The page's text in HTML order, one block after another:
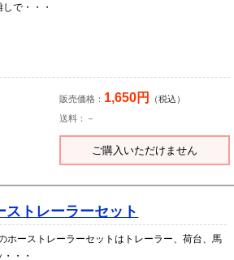
で・・・
販売価格： 1,650円
（税込）
送料：－
ご購入いただけません
ストレーラーセット
ホーストレーラーセットはトレーラー、荷台、馬
・・